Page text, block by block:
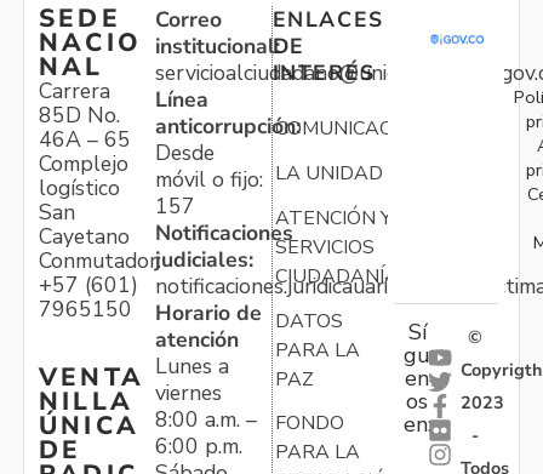
SEDE
NACIO
NAL
Carrera
85D No.
46A – 65
Complejo
logístico
San
Cayetano
Conmutador:
+57 (601)
7965150
VENTA
NILLA
ÚNICA
DE
Correo
institucional:
Línea
anticorrupción:
Desde
móvil o fijo:
157
Notificaciones
judiciales:
Horario de
atención
Lunes a
viernes
8:00 a.m. –
6:00 p.m.
ENLACES
DE
INTERÉS
COMUNICACIONES
LA UNIDAD
ATENCIÓN Y
SERVICIOS
CIUDADANÍA
DATOS
PARA LA
PAZ
FONDO
PARA LA
Sí
gu
en
os
en:
©
Copyrigth
2023
-
Todos